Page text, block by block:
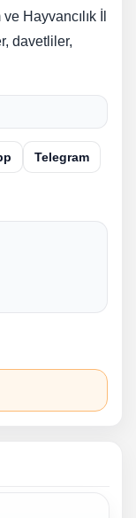
Hayvancılık İl
davetliler,
Telegram